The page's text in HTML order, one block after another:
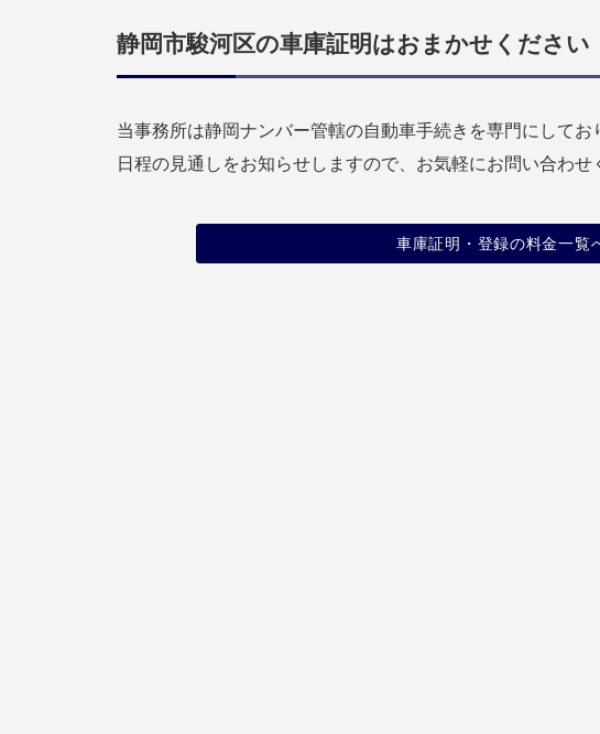
静岡市駿河区の車庫証明はおまかせください
当事務所は静岡ナンバー管轄の自動車手続きを専門にしてお
日程の見通しをお知らせしますので、お気軽にお問い合わせ
車庫証明・登録の料金一覧